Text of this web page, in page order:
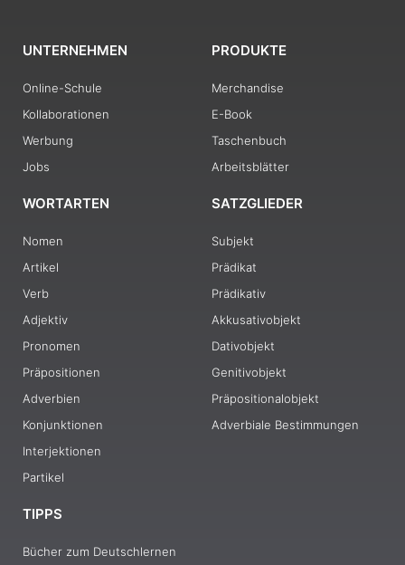
UNTERNEHMEN
Online-Schule
Kollaborationen
Werbung
Jobs
PRODUKTE
Merchandise
E-Book
Taschenbuch
Arbeitsblätter
WORTARTEN
Nomen
Artikel
Verb
Adjektiv
Pronomen
Präpositionen
Adverbien
Konjunktionen
Interjektionen
Partikel
SATZGLIEDER
Subjekt
Prädikat
Prädikativ
Akkusativobjekt
Dativobjekt
Genitivobjekt
Präpositionalobjekt
Adverbiale Bestimmungen
TIPPS
Bücher zum Deutschlernen